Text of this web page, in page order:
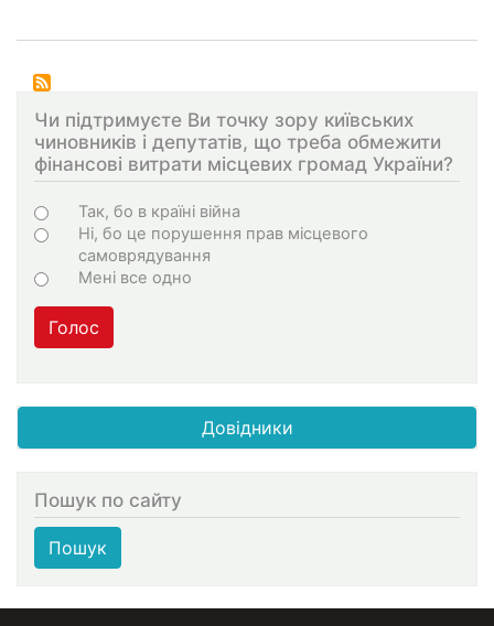
Чи підтримуєте Ви точку зору київських
чиновників і депутатів, що треба обмежити
фінансові витрати місцевих громад України?
Choices
Так, бо в країні війна
Ні, бо це порушення прав місцевого
самоврядування
Мені все одно
Голос
Довідники
Пошук по сайту
Пошук